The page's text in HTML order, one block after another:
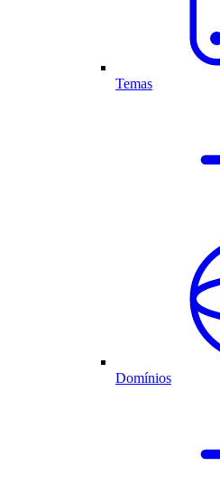
Temas
Domínios